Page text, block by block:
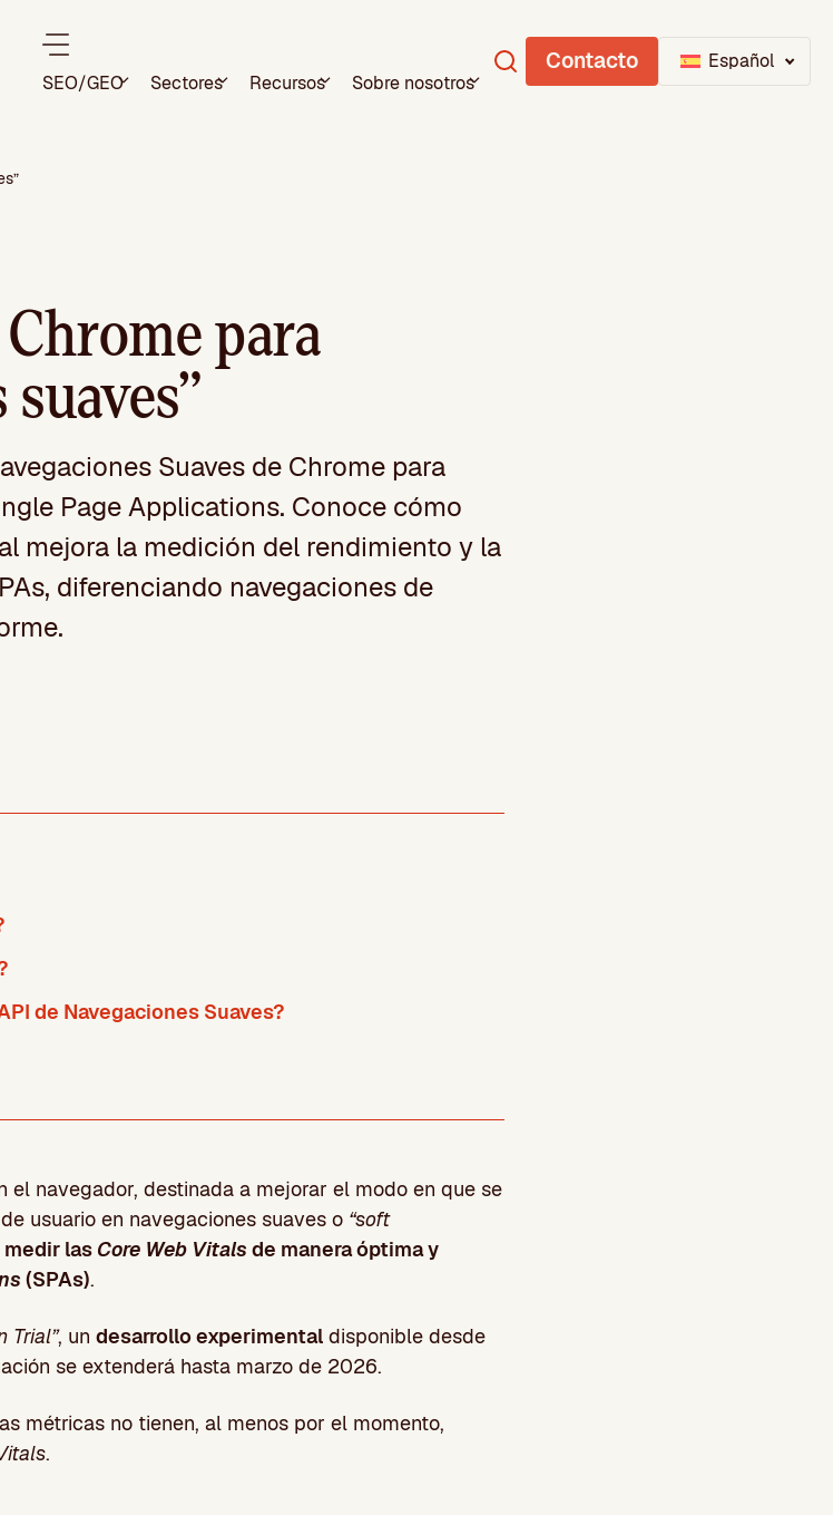
SEO/GEO Sectores Recursos Sobre nosotros
Contacto Español
para
Suaves de Chrome para
Page Applications. Conoce cómo
mejora la medición del rendimiento y la
diferenciando navegaciones de
de Navegaciones Suaves?
el navegador, destinada a mejorar el modo en que se
usuario en navegaciones suaves o “soft
medir las Core Web Vitals de manera óptima y
(SPAs).
Trial”, un desarrollo experimental disponible desde
se extenderá hasta marzo de 2026.
métricas no tienen, al menos por el momento,
.